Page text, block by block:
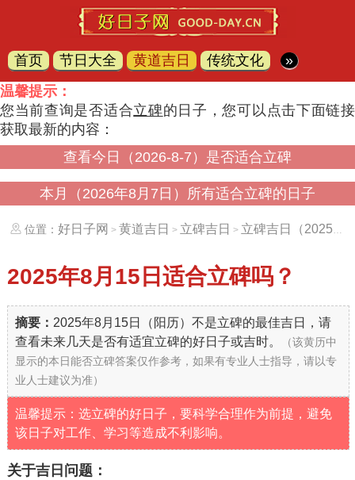
首页 节日大全 黄道吉日 传统文化
»
温馨提示：
您当前查询是否适合立碑的日子，您可以点击下面链接
获取最新的内容：
查看今日（2026-8-7）是否适合立碑
本月（2026年8月7日）所有适合立碑的日子
位置： 好日子网 > 黄道吉日 > 立碑吉日 > 立碑吉日（20250815）
2025年8月15日 适合立碑吗？
摘要： 2025年8月15日（阳历）不是立碑的最佳吉日，请
查看未来几天是否有适宜立碑的好日子或吉时。
（该黄历中
显示的本日能否立碑答案仅作参考，如果有专业人士指导，请以专
业人士建议为准）
温馨提示：选立碑的好日子，要科学合理作为前提，避免
该日子对工作、学习等造成不利影响。
关于吉日问题：